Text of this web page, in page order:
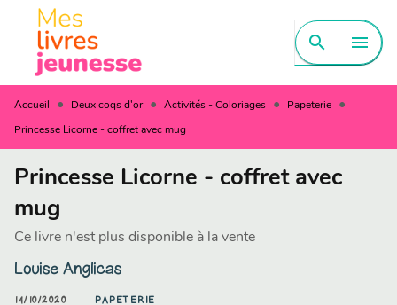
MENU CONTENU
PIED DE PAGE
search menu
Accueil • Deux coqs d'or • Activités - Coloriages • Papeterie •
Princesse Licorne - coffret avec mug
Princesse Licorne - coffret avec
mug
Ce livre n'est plus disponible à la vente
Louise Anglicas
14/10/2020 PAPETERIE